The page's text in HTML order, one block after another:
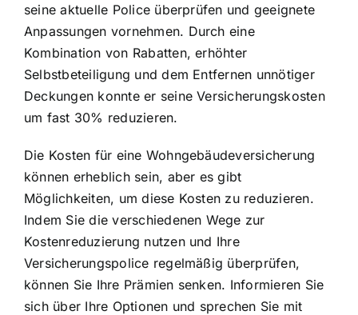
seine aktuelle Police überprüfen und geeignete
Anpassungen vornehmen. Durch eine
Kombination von Rabatten, erhöhter
Selbstbeteiligung und dem Entfernen unnötiger
Deckungen konnte er seine Versicherungskosten
um fast 30% reduzieren.
Die Kosten für eine Wohngebäudeversicherung
können erheblich sein, aber es gibt
Möglichkeiten, um diese Kosten zu reduzieren.
Indem Sie die verschiedenen Wege zur
Kostenreduzierung nutzen und Ihre
Versicherungspolice regelmäßig überprüfen,
können Sie Ihre Prämien senken. Informieren Sie
sich über Ihre Optionen und sprechen Sie mit